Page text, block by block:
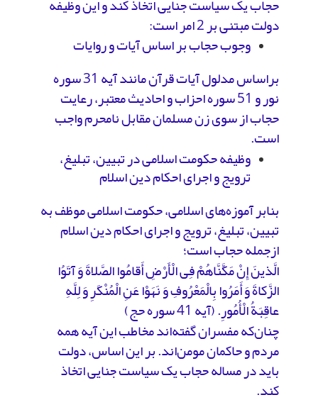
حجاب یک سیاست جنایی اتخاذ کند و این وظیفه
دولت مبتنی بر 2 امر است:
وجوب حجاب بر اساس آیات و روایات
براساس مدلول آیات قرآن مانند آیه 31 سوره
نور و 51 سوره احزاب و احادیث معتبر، رعایت
حجاب از سوی زن مسلمان مقابل نامحرم واجب
است.
وظیفه حکومت اسلامی در تبیین، تبلیغ،
ترویج و اجرای احکام دین اسلام
بنابر آموزه‌های اسلامی، حکومت اسلامی موظف به
تبیین، تبلیغ، ترویج و اجرای احکام دین اسلام
ازجمله حجاب است؛
الَّذینَ إِنْ مَکَّنَّاهُمْ فِی الْأَرْضِ أَقامُوا الصَّلاةَ وَ آتَوُا
الزَّکاةَ وَ أَمَرُوا بِالْمَعْرُوفِ وَ نَهَوْا عَنِ الْمُنْکَرِ وَ لِلَّهِ
عاقِبَةُ الْأُمُورِ. (آیه 41 سوره حج)
چنان‌که مفسران گفته‌اند مخاطب این آیه همه
مردم و حاکمان مومن‌اند. بر این اساس، دولت
باید در مساله حجاب یک سیاست جنایی اتخاذ
کند.